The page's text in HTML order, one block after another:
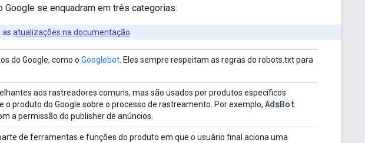
Google se enquadram em três categorias:
as atualizações na documentação
do Google, como o Googlebot . Eles sempre respeitam as regras do robots.txt para
aos rastreadores comuns, mas são usados por produtos específicos
produto do Google sobre o processo de rastreamento. Por exemplo, AdsBot
a permissão do publisher de anúncios.
de ferramentas e funções do produto em que o usuário final aciona uma